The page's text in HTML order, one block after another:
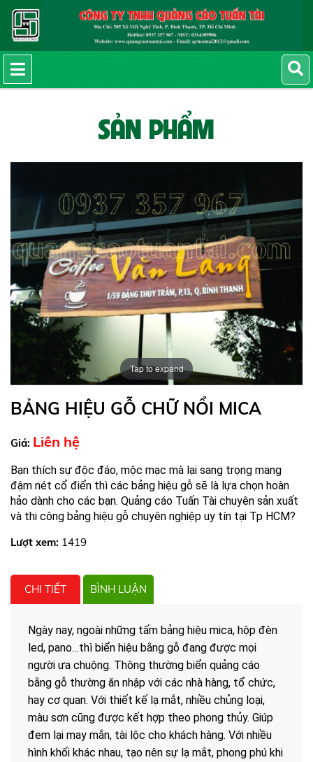
SẢN PHẨM
Tap to expand
BẢNG HIỆU GỖ CHỮ NỔI MICA
Giá: Liên hệ
Bạn thích sự độc đáo, mộc mạc mà lại sang trọng mang
đậm nét cổ điển thì các bảng hiệu gỗ sẽ là lựa chọn hoàn
hảo dành cho các bạn. Quảng cáo Tuấn Tài chuyên sản xuất
và thi công bảng hiệu gỗ chuyên nghiệp uy tín tại Tp HCM?
Lượt xem: 1419
CHI TIẾT BÌNH LUẬN
Ngày nay, ngoài những tấm bảng hiệu mica, hộp đèn
led, pano…thì biển hiệu bằng gỗ đang được mọi
người ưa chuộng. Thông thường biển quảng cáo
bằng gỗ thường ăn nhập với các nhà hàng, tổ chức,
hay cơ quan. Với thiết kế lạ mắt, nhiều chủng loại,
màu sơn cũng được kết hợp theo phong thủy. Giúp
đem lại may mắn, tài lộc cho khách hàng. Với nhiều
hình khối khác nhau, tạo nên sự lạ mắt, phong phú khi